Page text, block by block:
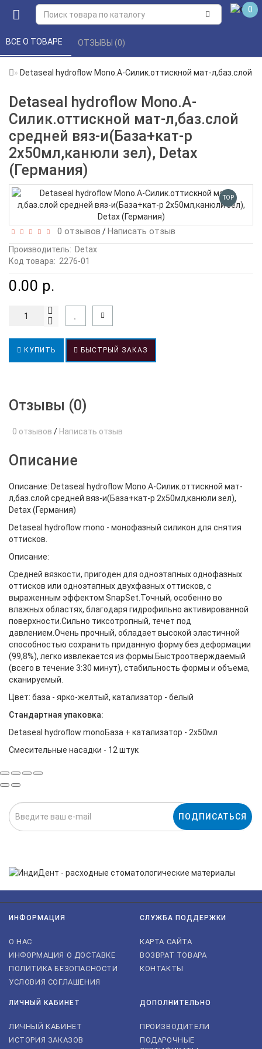
0
Detaseal hydroflow Mono.А-Силик.оттискной мат-л,баз.слой
Detaseal hydroflow Mono.А-
Силик.оттискной мат-л,баз.слой
средней вяз-и(База+кат-р
2х50мл,канюли зел), Detax
(Германия)
ВСЕ О ТОВАРЕ ОТЗЫВЫ (0)
TOP
0 отзывов /Написать отзыв
Производитель: Detax
Код товара: 2276-01
0.00 р.
КУПИТЬ БЫСТРЫЙ ЗАКАЗ
Отзывы (0)
0 отзывов / Написать отзыв
Описание
Описание: Detaseal hydroflow Mono.А-Силик.оттискной мат-
л,баз.слой средней вяз-и(База+кат-р 2х50мл,канюли зел),
Detax (Германия)
Detaseal hydroflow mono - монофазный силикон для снятия
оттисков.
Описание:
Cредней вязкости, пригоден для одноэтапных однофазных
оттисков или одноэтапных двухфазных оттисков, с
выраженным эффектом SnapSet.Точный, особенно во
влажных областях, благодаря гидрофильно активированной
поверхности.Сильно тиксотропный, течет под
давлением.Очень прочный, обладает высокой эластичной
способностью сохранить приданную форму без деформации
(99,8%), легко извлекается из формы.Быстроотверждаемый
(всего в течение 3:30 минут), стабильность формы и объема,
сканируемый.
Цвет: база - ярко-желтый, катализатор - белый
Стандартная упаковка:
Detaseal hydroflow monoБаза + катализатор - 2х50мл
Смесительные насадки - 12 штук
ПОДПИСАТЬСЯ
ИНФОРМАЦИЯ
О НАС
ИНФОРМАЦИЯ О ДОСТАВКЕ
ПОЛИТИКА БЕЗОПАСНОСТИ
УСЛОВИЯ СОГЛАШЕНИЯ
СЛУЖБА ПОДДЕРЖКИ
КАРТА САЙТА
ВОЗВРАТ ТОВАРА
КОНТАКТЫ
ЛИЧНЫЙ КАБИНЕТ
ЛИЧНЫЙ КАБИНЕТ
ИСТОРИЯ ЗАКАЗОВ
ДОПОЛНИТЕЛЬНО
ПРОИЗВОДИТЕЛИ
ПОДАРОЧНЫЕ